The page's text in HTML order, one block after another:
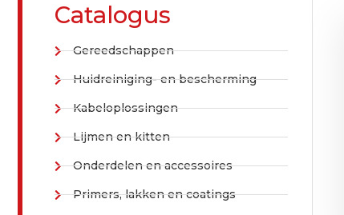
Catalogus
Gereedschappen
Huidreiniging- en bescherming
Kabeloplossingen
Lijmen en kitten
Onderdelen en accessoires
Primers, lakken en coatings